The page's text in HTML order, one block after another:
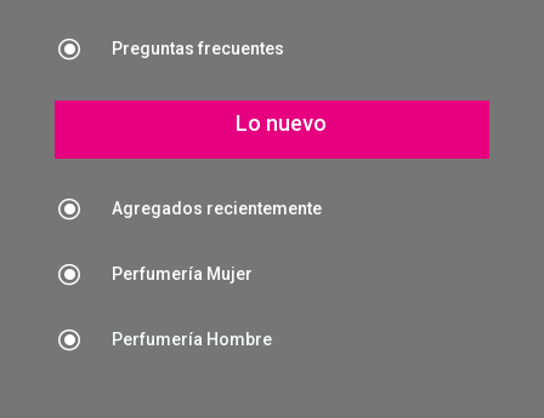
\ Preguntas frecuentes
Lo nuevo
\ Agregados recientemente
\ Perfumería Mujer
\ Perfumería Hombre